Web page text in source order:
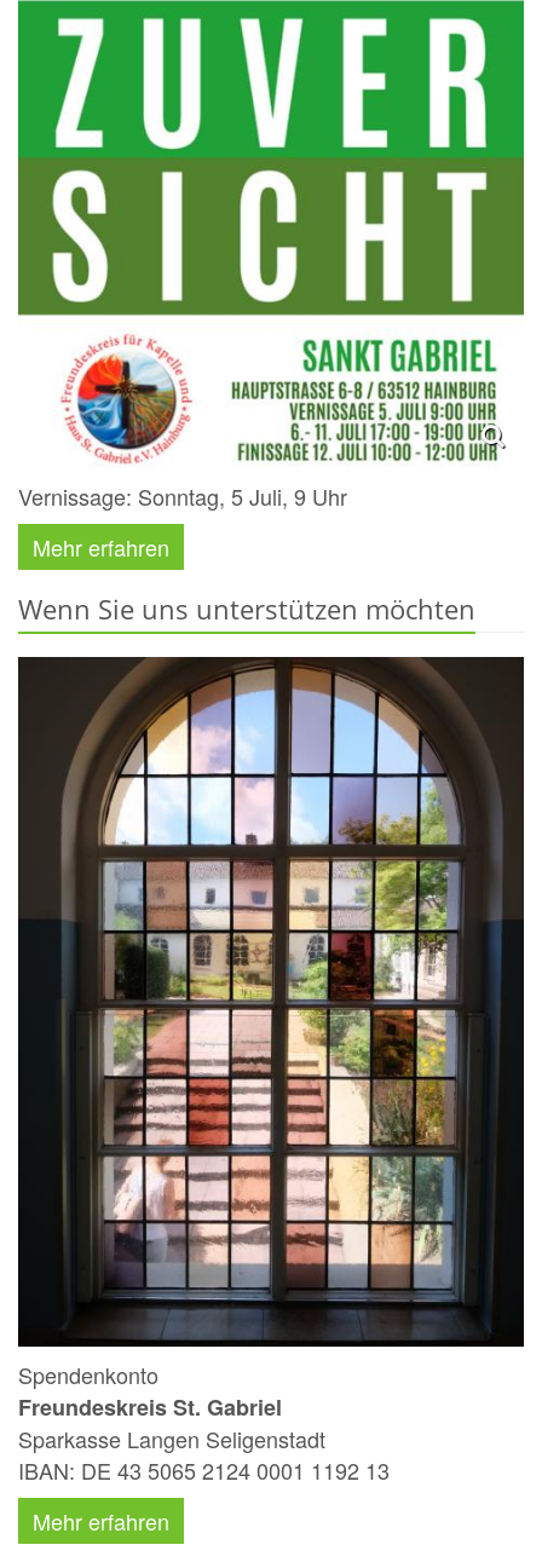
Vernissage: Sonntag, 5 Juli, 9 Uhr
Mehr erfahren
Wenn Sie uns unterstützen möchten
Spendenkonto
Freundeskreis St. Gabriel
Sparkasse Langen Seligenstadt
IBAN: DE 43 5065 2124 0001 1192 13
Mehr erfahren